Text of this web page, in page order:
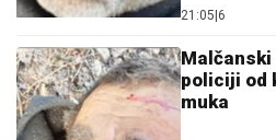
21:05 6
Malčanski
policiji od
muka